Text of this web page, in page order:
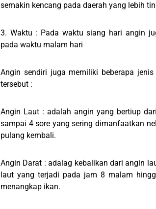
semakin kencang pada daerah yang lebih
3. Waktu : Pada waktu siang hari angin
pada waktu malam hari
Angin sendiri juga memiliki beberapa
tersebut :
Angin Laut : adalah angin yang bertiup
sampai 4 sore yang sering dimanfaatkan
pulang kembali.
Angin Darat : adalag kebalikan dari angin
laut yang terjadi pada jam 8 malam
menangkap ikan.